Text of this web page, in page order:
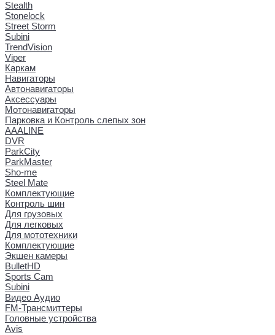
Stealth
Stonelock
Street Storm
Subini
TrendVision
Viper
Каркам
Навигаторы
Автонавигаторы
Аксессуары
Мотонавигаторы
Парковка и Контроль слепых зон
AAALINE
DVR
ParkCity
ParkMaster
Sho-me
Steel Mate
Комплектующие
Контроль шин
Для грузовых
Для легковых
Для мототехники
Комплектующие
Экшен камеры
BulletHD
Sports Cam
Subini
Видео Аудио
FM-Трансмиттеры
Головные устройства
Avis